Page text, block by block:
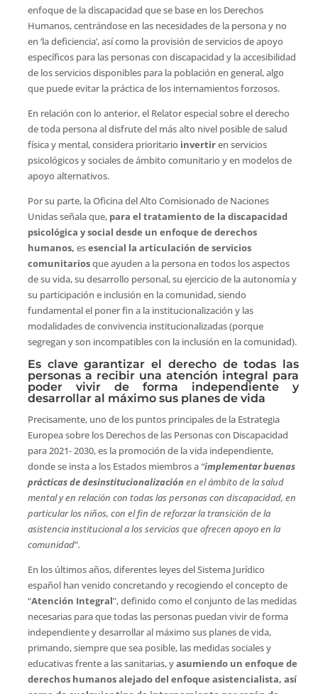
enfoque de la discapacidad que se base en los Derechos
Humanos, centrándose en las necesidades de la persona y no
en ‘la deficiencia’, así como la provisión de servicios de apoyo
específicos para las personas con discapacidad y la accesibilidad
de los servicios disponibles para la población en general, algo
que puede evitar la práctica de los internamientos forzosos.
En relación con lo anterior, el Relator especial sobre el derecho
de toda persona al disfrute del más alto nivel posible de salud
física y mental, considera prioritarioinvertiren servicios
psicológicos y sociales de ámbito comunitario y en modelos de
apoyo alternativos.
Por su parte, la Oficina del Alto Comisionado de Naciones
Unidas señala que, para el tratamiento de la discapacidad
psicológica y social desde un enfoque de derechos
humanos, esesencial la articulación de servicios
comunitariosque ayuden a la persona en todos los aspectos
de su vida, su desarrollo personal, su ejercicio de la autonomía y
su participación e inclusión en la comunidad, siendo
fundamental el poner fin a la institucionalización y las
modalidades de convivencia institucionalizadas (porque
segregan y son incompatibles con la inclusión en la comunidad).
Es clave garantizar el derecho de todas las
personas a recibir una atención integral para
poder vivir de forma independiente y
desarrollar al máximo sus planes de vida
Precisamente, uno de los puntos principales de la Estrategia
Europea sobre los Derechos de las Personas con Discapacidad
para 2021- 2030, es la promoción de la vida independiente,
donde se insta a los Estados miembros a “implementar buenas
prácticas de desinstitucionalización en el ámbito de la salud
mental y en relación con todas las personas con discapacidad, en
particular los niños, con el fin de reforzar la transición de la
asistencia institucional a los servicios que ofrecen apoyo en la
comunidad”.
En los últimos años, diferentes leyes del Sistema Jurídico
español han venido concretando y recogiendo el concepto de
“Atención Integral”, definido como el conjunto de las medidas
necesarias para que todas las personas puedan vivir de forma
independiente y desarrollar al máximo sus planes de vida,
primando, siempre que sea posible, las medidas sociales y
educativas frente a las sanitarias, yasumiendo un enfoque de
derechos humanos alejado del enfoque asistencialista, así